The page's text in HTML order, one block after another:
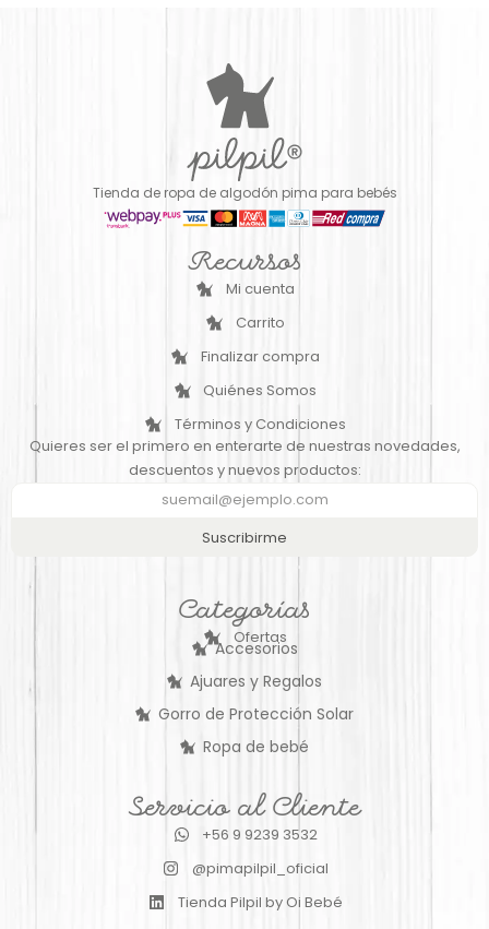
Tienda de ropa de algodón pima para bebés
Recursos
Mi cuenta
Carrito
Finalizar compra
Quiénes Somos
Términos y Condiciones
Quieres ser el primero en enterarte de nuestras novedades,
descuentos y nuevos productos:
Suscribirme
Categorías
Ofertas
Accesorios
Ajuares y Regalos
Gorro de Protección Solar
Ropa de bebé
Servicio al Cliente
+56 9 9239 3532
@pimapilpil_oficial
Tienda Pilpil by Oi Bebé